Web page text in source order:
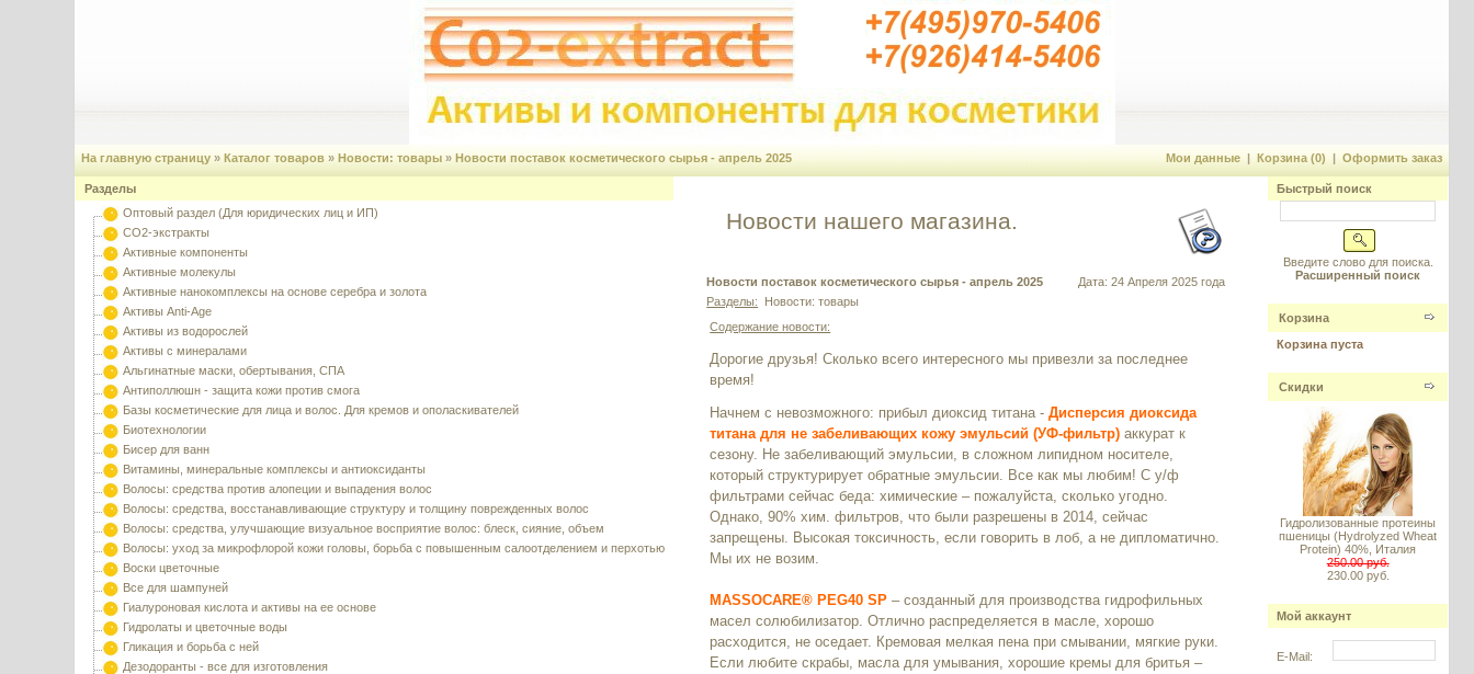
На главную страницу »Каталог товаров »Новости: товары »Новости поставок косметического сырья - апрель 2025 Мои данные |Корзина (0) |Оформить заказ
Разделы
Оптовый раздел (Для юридических лиц и ИП)
CO2-экстракты
Активные компоненты
Активные молекулы
Активные нанокомплексы на основе серебра и золота
Активы Anti-Age
Активы из водорослей
Активы с минералами
Альгинатные маски, обертывания, СПА
Антиполлюшн - защита кожи против смога
Базы косметические для лица и волос. Для кремов и ополаскивателей
Биотехнологии
Бисер для ванн
Витамины, минеральные комплексы и антиоксиданты
Волосы: средства против алопеции и выпадения волос
Волосы: средства, восстанавливающие структуру и толщину поврежденных волос
Волосы: средства, улучшающие визуальное восприятие волос: блеск, сияние, объем
Волосы: уход за микрофлорой кожи головы, борьба с повышенным салоотделением и перхотью
Воски цветочные
Все для шампуней
Гиалуроновая кислота и активы на ее основе
Гидролаты и цветочные воды
Гликация и борьба с ней
Дезодоранты - все для изготовления
Новости нашего магазина.
Новости поставок косметического сырья - апрель 2025
Дата: 24 Апреля 2025 года
Разделы:
Новости: товары
Содержание новости:
Дорогие друзья! Сколько всего интересного мы привезли за последнее
время!
Начнем с невозможного: прибыл диоксид титана -Дисперсия диоксида
титана для не забеливающих кожу эмульсий (УФ-фильтр) аккурат к
сезону. Не забеливающий эмульсии, в сложном липидном носителе,
который структурирует обратные эмульсии. Все как мы любим! С у/ф
фильтрами сейчас беда: химические – пожалуйста, сколько угодно.
Однако, 90% хим. фильтров, что были разрешены в 2014, сейчас
запрещены. Высокая токсичность, если говорить в лоб, а не дипломатично.
Мы их не возим.
MASSOCARE® PEG40 SP – созданный для производства гидрофильных
масел солюбилизатор. Отлично распределяется в масле, хорошо
расходится, не оседает. Кремовая мелкая пена при смывании, мягкие руки.
Если любите скрабы, масла для умывания, хорошие кремы для бритья –
Быстрый поиск
Введите слово для поиска.
Расширенный поиск
Корзина
Корзина пуста
Скидки
Гидролизованные протеины
пшеницы (Hydrolyzed Wheat
Protein) 40%, Италия
250.00 руб.
230.00 руб.
Мой аккаунт
E-Mail: